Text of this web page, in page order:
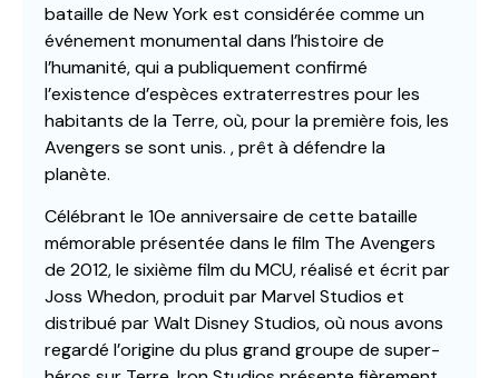
bataille de New York est considérée comme un
événement monumental dans l’histoire de
l’humanité, qui a publiquement confirmé
l’existence d’espèces extraterrestres pour les
habitants de la Terre, où, pour la première fois, les
Avengers se sont unis. , prêt à défendre la
planète.
Célébrant le 10e anniversaire de cette bataille
mémorable présentée dans le film The Avengers
de 2012, le sixième film du MCU, réalisé et écrit par
Joss Whedon, produit par Marvel Studios et
distribué par Walt Disney Studios, où nous avons
regardé l’origine du plus grand groupe de super-